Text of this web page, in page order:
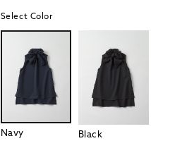
Select Color
Navy Black